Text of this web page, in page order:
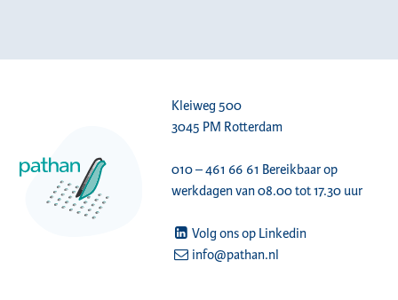
Kleiweg 500
3045 PM Rotterdam
010 – 461 66 61 Bereikbaar op
werkdagen van 08.00 tot 17.30 uur
Volg ons op Linkedin
info@pathan.nl